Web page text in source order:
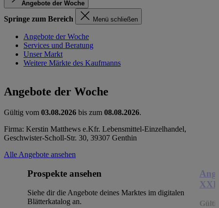
Angebote der Woche
Springe zum Bereich Menü schließen
Angebote der Woche
Services und Beratung
Unser Markt
Weitere Märkte des Kaufmanns
Angebote der Woche
Gültig vom 03.08.2026 bis zum 08.08.2026.
Firma: Kerstin Matthews e.Kfr. Lebensmittel-Einzelhandel,
Geschwister-Scholl-Str. 30, 39307 Genthin
Alle Angebote ansehen
Prospekte ansehen
Siehe dir die Angebote deines Marktes im digitalen
Blätterkatalog an.
XXL